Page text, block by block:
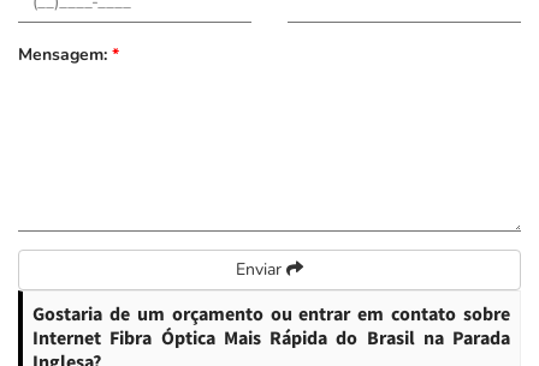
Mensagem: *
Enviar
Gostaria de um orçamento ou entrar em contato sobre
Internet Fibra Óptica Mais Rápida do Brasil na Parada
Inglesa?